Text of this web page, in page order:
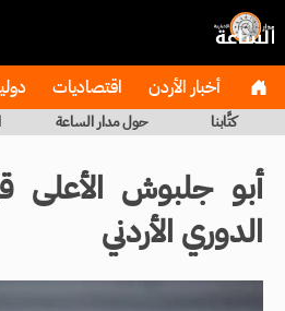
أخبار الأردن اقتصاديات
كتَّابنا حول مدار الساعة
أبو جلبوش الأعلى
الدوري الأردني